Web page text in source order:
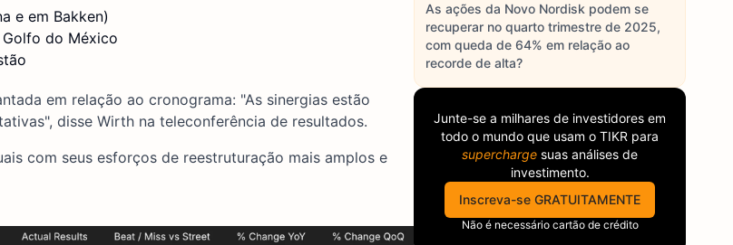
e em Bakken)
do México
em relação ao cronograma: "As sinergias estão
disse Wirth na teleconferência de resultados.
com seus esforços de reestruturação mais amplos e
As ações da Novo Nordisk podem se
recuperar no quarto trimestre de 2025,
com queda de 64% em relação ao
recorde de alta?
Junte-se a milhares de investidores em
todo o mundo que usam o TIKR para
supercharge suas análises de
investimento.
Inscreva-se GRATUITAMENTE
Não é necessário cartão de crédito